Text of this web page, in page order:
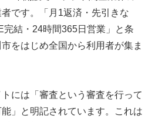
です。「月1返済・先引きな
完結・24時間365日営業」と条
をはじめ全国から利用者が集ま
には「審査という審査を行って
」と明記されています。これは